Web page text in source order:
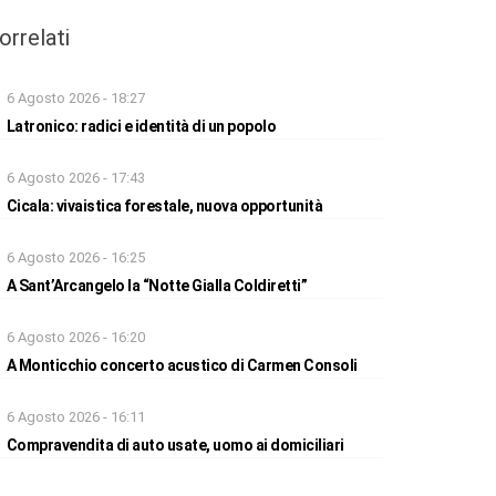
6 Agosto 2026 - 18:27
Latronico: radici e identità di un popolo
6 Agosto 2026 - 17:43
Cicala: vivaistica forestale, nuova opportunità
6 Agosto 2026 - 16:25
A Sant’Arcangelo la “Notte Gialla Coldiretti”
6 Agosto 2026 - 16:20
A Monticchio concerto acustico di Carmen Consoli
6 Agosto 2026 - 16:11
Compravendita di auto usate, uomo ai domiciliari